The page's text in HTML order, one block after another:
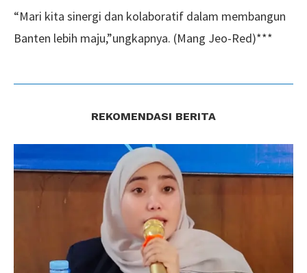
“Mari kita sinergi dan kolaboratif dalam membangun
Banten lebih maju,”ungkapnya. (Mang Jeo-Red)***
REKOMENDASI BERITA